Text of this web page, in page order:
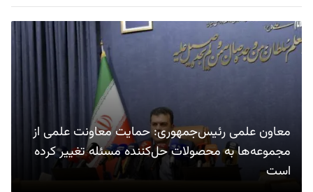
معاون علمی رئیس‌جمهوری: حمایت معاونت علمی از
مجموعه‌ها به محصولات حل‌کننده مسئله تغییر کرده
است